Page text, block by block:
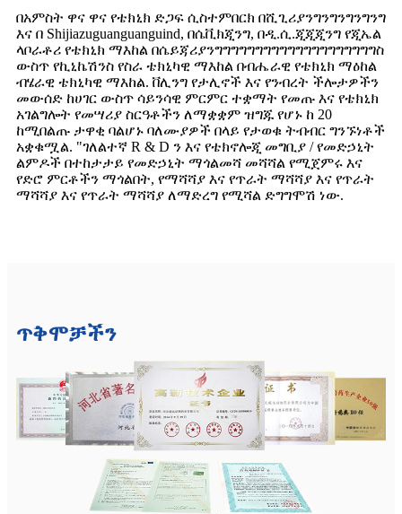
በአምስት ዋና ዋና የቴክኒክ ድጋፍ ሲስተምበርክ በሺጊሪያንግንግንግንግንግ
እና በ Shijiazuguanguanguind, በሴቪክጂንግ, በዲ.ሲ.ጂጂጂንግ የጂኤል
ላቦራቶሪ የቴክኒክ ማእከል በሴይጃሪያንግግግግግግግግግግግግግግግግግግግግስ
ውስጥ የኪኒኬሽንስ የስራ ቴክኒካዊ ማእከል በብሔራዊ የቴክኒክ ማዕከል
ብሄራዊ ቴክኒካዊ ማእከል. ቨሊንግ የታሊኖች እና የንብረት ችሎታዎችን
መውሰድ ከሀገር ውስጥ ሳይንሳዊ ምርምር ተቋማት የመጡ እና የቴክኒክ
አገልግሎት የመሣሪያ ስርዓቶችን ለማቋቋም ዝግጁ የሆኑ ከ 20
ከሚበልጡ ታዋቂ ባልሆኑ ባለሙያዎች በላይ የታወቁ ትብብር ግንኙነቶች
አቋቁሟል. "ገለልተኛ R & D ን እና የቴክኖሎጂ መግቢያ / የመድኃኒት
ልምዶች በተከታታይ የመድኃኒት ማጎልመሻ መሻሻል የሚጀምሩ እና
የድሮ ምርቶችን ማጎልበት, የማሻሻያ እና የጥራት ማሻሻያ እና የጥራት
ማሻሻያ እና የጥራት ማሻሻያ ለማድረግ የሚሻል ድግግሞሽ ነው.
ጥቅሞቻችን